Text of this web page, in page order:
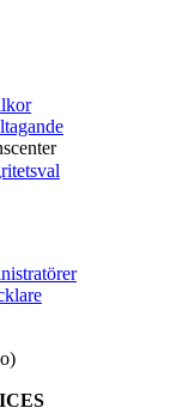
Opener Policy
att webbläsare
i menyn
utloggningssida
att när en
URL.
"Länkutgång"
aktiv för.
DITT PROBLEM?
förbättra!